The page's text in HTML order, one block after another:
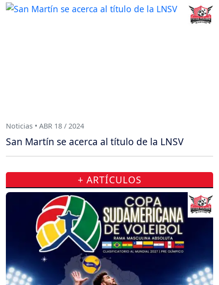
Noticias • ABR 18 / 2024
San Martín se acerca al título de la LNSV
+ ARTÍCULOS